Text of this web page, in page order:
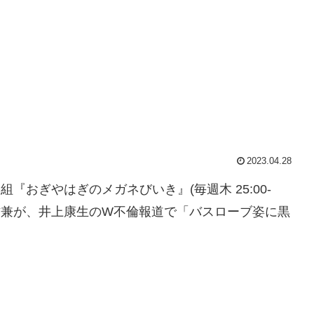
2023.04.28
『おぎやはぎのメガネびいき』(毎週木 25:00-
が、井上康生のW不倫報道で「バスローブ姿に黒